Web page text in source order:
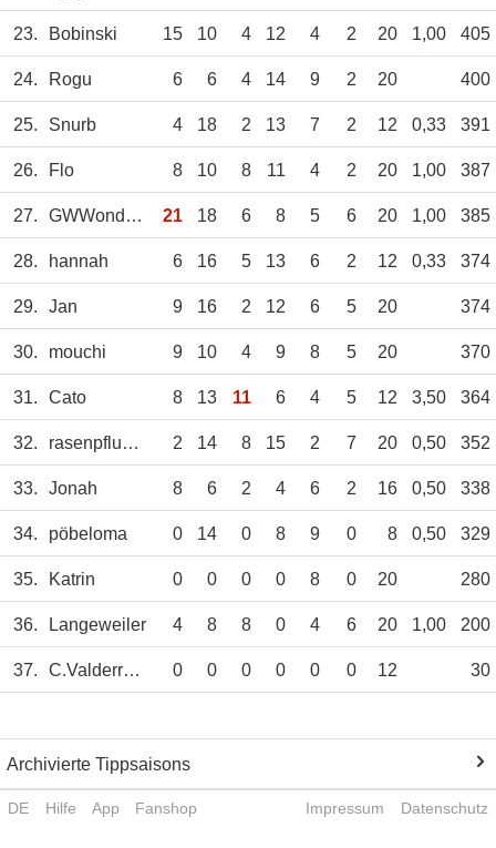
23. Bobinski 15 10 4 12 4 2 20 1,00 405
24. Rogu 6 6 4 14 9 2 20 400
25. Snurb 4 18 2 13 7 2 12 0,33 391
26. Flo 8 10 8 11 4 2 20 1,00 387
27. GWWonderwall 21 18 6 8 5 6 20 1,00 385
28. hannah 6 16 5 13 6 2 12 0,33 374
29. Jan 9 16 2 12 6 5 20 374
30. mouchi 9 10 4 9 8 5 20 370
31. Cato 8 13 11 6 4 5 12 3,50 364
32. rasenpflueger 2 14 8 15 2 7 20 0,50 352
33. Jonah 8 6 2 4 6 2 16 0,50 338
34. pöbeloma 0 14 0 8 9 0 8 0,50 329
35. Katrin 0 0 0 0 8 0 20 280
36. Langeweiler 4 8 8 0 4 6 20 1,00 200
37. C.Valderrama 0 0 0 0 0 0 12 30
Archivierte Tippsaisons
DE Hilfe App Fanshop Impressum Datenschutz